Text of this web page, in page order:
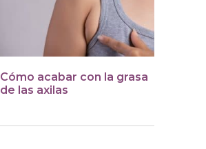
Cómo acabar con la grasa
de las axilas